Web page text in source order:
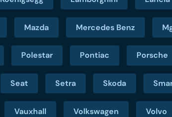
Mazda Mercedes Benz
Polestar Pontiac Porsche
Seat Setra Skoda
Vauxhall Volkswagen Volvo